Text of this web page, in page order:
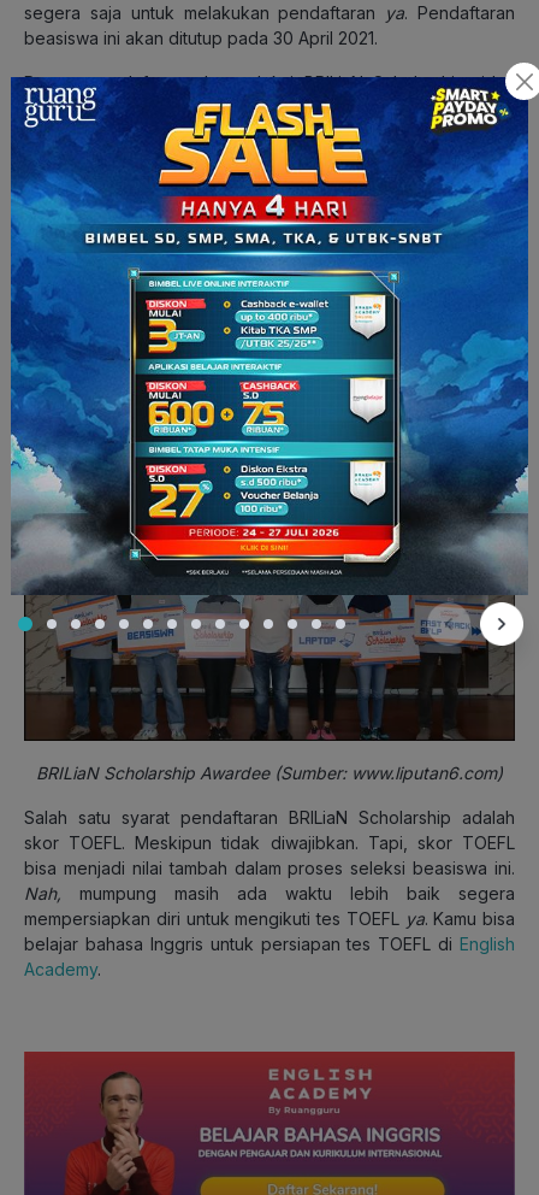
segera saja untuk melakukan pendaftaran ya. Pendaftaran
beasiswa ini akan ditutup pada 30 April 2021.
Proses pendaftaran dan seleksi BRILiaN Scholarship tidak
memungut biaya apapun dan tidak bekerjasama dengan
travel agentmanapun. Harap berhati-hatiya
kalau ada pihak-
pihak yang tidak bertanggung jawab mengatasnamakan Bank
BRI. Informasi pendaftaran BRILiaN Scholarship dapat kamu
akses di website resminyahttps://e-
recruitment.bri.co.id/beasiswabrilian/.
Oh iya,
bagi kamu yang saat ini memasuki semester 8 dan
sedang menunggu sidang atau menyelesaikan tugas akhir,
lebih baik tidak perlu mendaftar BRILiaN Scholarship
ya. Hal
ini karena waktumu sebagai mahasiswa sudah terlalu pendek.
Kamu disarankan untuk langsung mendaftar BFLP. Sehingga
beasiswa ini bisa diterima oleh mahasiswa yang lebih
membutuhkan.
BRILiaN Scholarship Awardee (Sumber: www.liputan6.com)
Salah satu syarat pendaftaran BRILiaN Scholarship adalah
skor TOEFL. Meskipun tidak diwajibkan. Tapi, skor TOEFL
bisa menjadi nilai tambah dalam proses seleksi beasiswa ini.
Nah, mumpung masih ada waktu lebih baik segera
mempersiapkan diri untuk mengikuti tes TOEFL
ya. Kamu bisa
belajar bahasa Inggris untuk persiapan tes TOEFL di English
Academy.